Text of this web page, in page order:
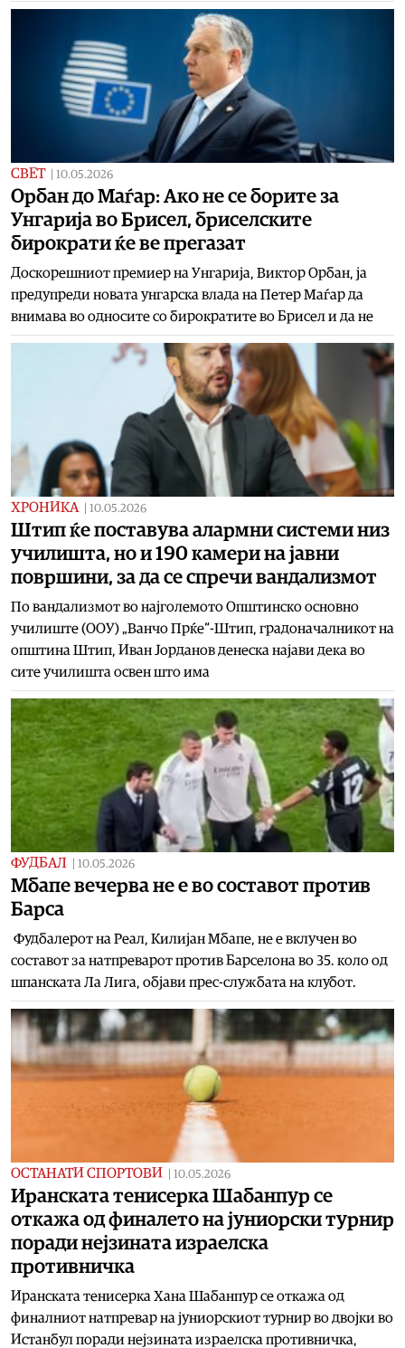
СВЕТ 10.05.2026
Орбан до Маѓар: Ако не се борите за
Унгарија во Брисел, бриселските
бирократи ќе ве прегазат
Доскорешниот премиер на Унгарија, Виктор Орбан, ја
предупреди новата унгарска влада на Петер Маѓар да
внимава во односите со бирократите во Брисел и да не
ХРОНИКА 10.05.2026
Штип ќе поставува алармни системи низ
училишта, но и 190 камери на јавни
површини, за да се спречи вандализмот
По вандализмот во најголемото Општинско основно
училиште (ООУ) „Ванчо Прќе“-Штип, градоначалникот на
општина Штип, Иван Јорданов денеска најави дека во
сите училишта освен што има
ФУДБАЛ 10.05.2026
Mбапе вечерва не е во составот против
Барса
Фудбалерот на Реал, Килијан Мбапе, не е вклучен во
составот за натпреварот против Барселона во 35. коло од
шпанската Ла Лига, објави прес-службата на клубот.
ОСТАНАТИ СПОРТОВИ 10.05.2026
Иранската тенисерка Шабанпур се
откажа од финалето на јуниорски турнир
поради нејзината израелска
противничка
Иранската тенисерка Хана Шабанпур се откажа од
финалниот натпревар на јуниорскиот турнир во двојки во
Истанбул поради нејзината израелска противничка,